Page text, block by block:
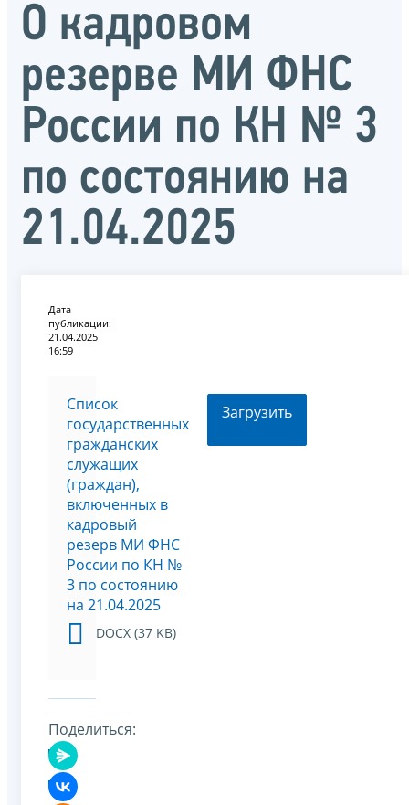
О кадровом
резерве МИ ФНС
России по КН № 3
по состоянию на
21.04.2025
Дата
публикации:
21.04.2025
16:59
Список
государственных
гражданских
служащих
(граждан),
включенных в
кадровый
резерв МИ ФНС
России по КН №
3 по состоянию
на 21.04.2025
DOCX (37 KB)
Загрузить
Поделиться: